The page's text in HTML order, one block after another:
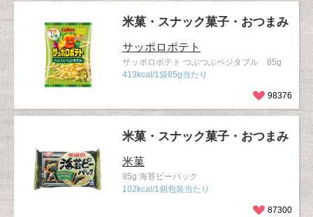
米菓・スナック菓子・おつまみ
サッポロポテト
サッポロポテト つぶつぶベジタブル 85g
413kcal/1袋85g当たり
98376
米菓・スナック菓子・おつまみ
米菓
85g 海苔ピーパック
102kcal/1個包装当たり
87300